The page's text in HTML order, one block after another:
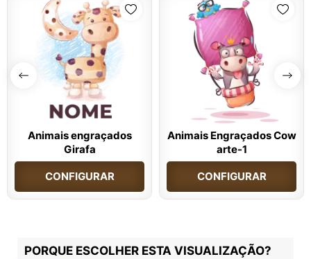
Animais engraçados
Girafa
CONFIGURAR
Animais Engraçados Cow
arte-1
CONFIGURAR
PORQUE ESCOLHER ESTA VISUALIZAÇÃO?